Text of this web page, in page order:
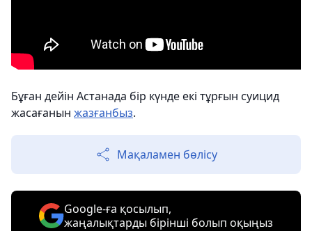
Бұған дейін Астанада бір күнде екі тұрғын суицид
жасағанын жазғанбыз.
Мақаламен бөлісу
Google-ға қосылып,
жаңалықтарды бірінші болып оқыңыз